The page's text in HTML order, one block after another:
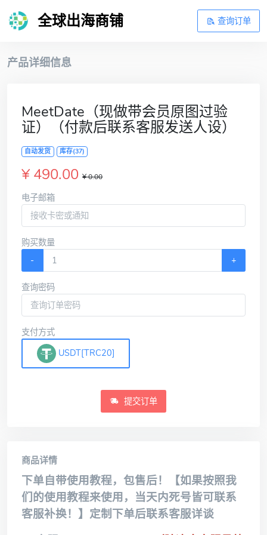
全球出海商铺 查询订单
产品详细信息
MeetDate（现做带会员原图过验
证）（付款后联系客服发送人设）
自动发货 库存(37)
¥ 490.00 ¥ 0.00
电子邮箱
购买数量
-
+
查询密码
支付方式
USDT[TRC20]
提交订单
商品详情
下单自带使用教程，包售后！【如果按照我
们的使用教程来使用，当天内死号皆可联系
客服补换！】定制下单后联系客服详谈